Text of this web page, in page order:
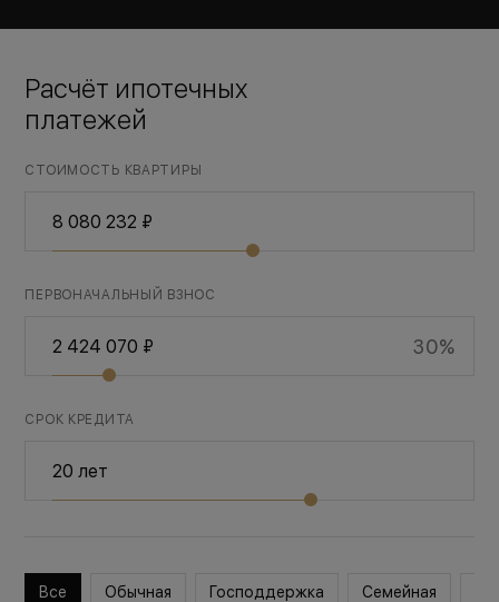
Расчёт ипотечных
платежей
СТОИМОСТЬ КВАРТИРЫ
ПЕРВОНАЧАЛЬНЫЙ ВЗНОС
30%
СРОК КРЕДИТА
Все Обычная Господдержка Семейная